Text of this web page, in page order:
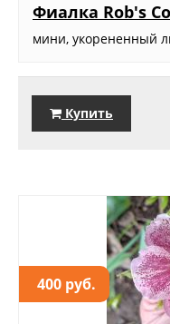
Фиалка Rob's
мини, укорененный
Купить
400 руб.